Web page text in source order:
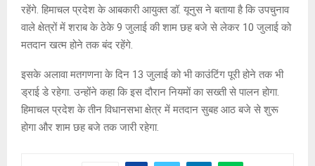
रहेंगे. हिमाचल प्रदेश के आबकारी आयुक्त डॉ. यूनुस ने बताया है कि उपचुनाव
वाले क्षेत्रों में शराब के ठेके 9 जुलाई की शाम छह बजे से लेकर 10 जुलाई को
मतदान खत्म होने तक बंद रहेंगे.
इसके अलावा मतगणना के दिन 13 जुलाई को भी काउंटिंग पूरी होने तक भी
ड्राई डे रहेगा. उन्होंने कहा कि इस दौरान नियमों का सख्ती से पालन होगा.
हिमाचल प्रदेश के तीन विधानसभा क्षेत्र में मतदान सुबह आठ बजे से शुरू
होगा और शाम छह बजे तक जारी रहेगा.